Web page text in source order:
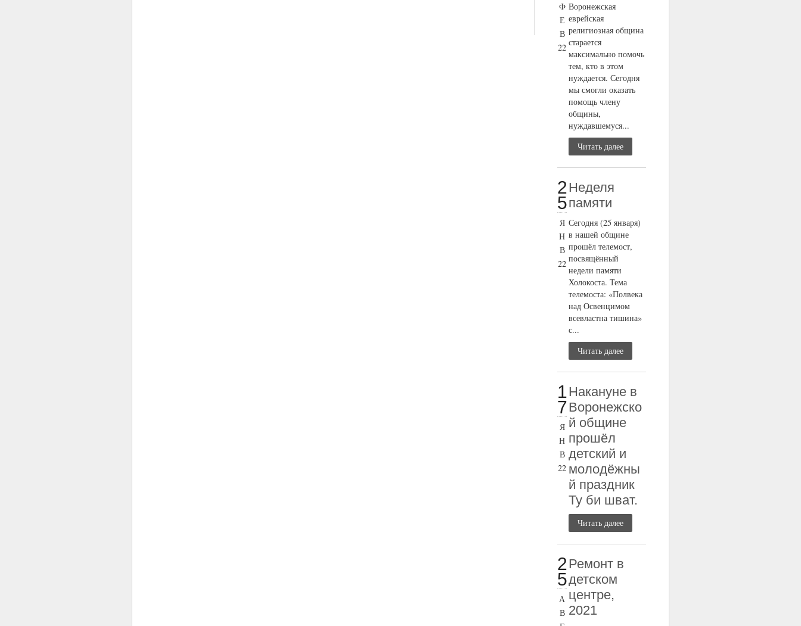
Ф
Е
В
22
Воронежская
еврейская
религиозная община
старается
максимально помочь
тем, кто в этом
нуждается. Сегодня
мы смогли оказать
помощь члену
общины,
нуждавшемуся...
Читать далее
2
5
Я
Н
В
22
Неделя
памяти
Сегодня (25 января)
в нашей общине
прошёл телемост,
посвящённый
недели памяти
Холокоста. Тема
телемоста: «Полвека
над Освенцимом
всевластна тишина»
с...
Читать далее
1
7
Я
Н
В
22
Накануне в
Воронежско
й общине
прошёл
детский и
молодёжны
й праздник
Ту би шват.
Читать далее
2
5
А
В
Ремонт в
детском
центре,
2021